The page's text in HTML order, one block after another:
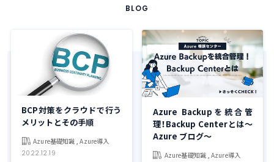
BLOG
BCP対策をクラウドで行う
メリットとその手順
Azure基礎知識 , Azure導入
2022.12.19
Azure Backupを統合管
理！Backup Centerとは～
Azure ブログ～
Azure基礎知識 , Azure導入